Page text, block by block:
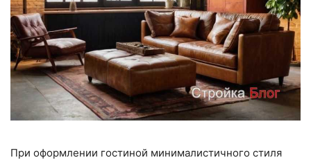
При оформлении гостиной минималистичного стиля